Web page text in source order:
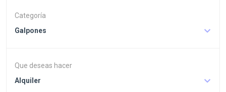
Categoría
Galpones
Que deseas hacer
Alquiler